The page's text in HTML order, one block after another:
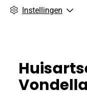
Instellingen